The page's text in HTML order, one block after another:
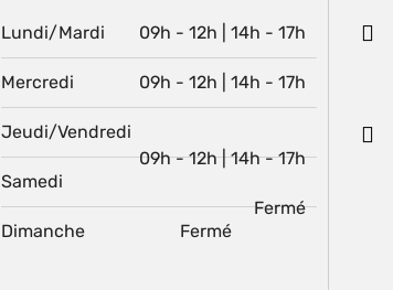
Lundi/Mardi 09h - 12h | 14h - 17h
Mercredi 09h - 12h | 14h - 17h
Jeudi/Vendredi
09h - 12h | 14h - 17h
Samedi
Fermé
Dimanche
Fermé